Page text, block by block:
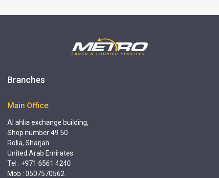
Branches
Main Office
Al ahlia exchange building,
Shop number 49 50
Rolla, Sharjah
United Arab Emirates
Tel : +971 6561 4240
Mob : 0507570562